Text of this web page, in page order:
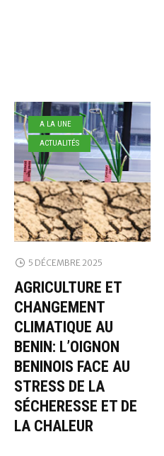
A LA UNE
ACTUALITÉS
5 DÉCEMBRE 2025
AGRICULTURE ET
CHANGEMENT
CLIMATIQUE AU
BENIN: L’OIGNON
BENINOIS FACE AU
STRESS DE LA
SÉCHERESSE ET DE
LA CHALEUR